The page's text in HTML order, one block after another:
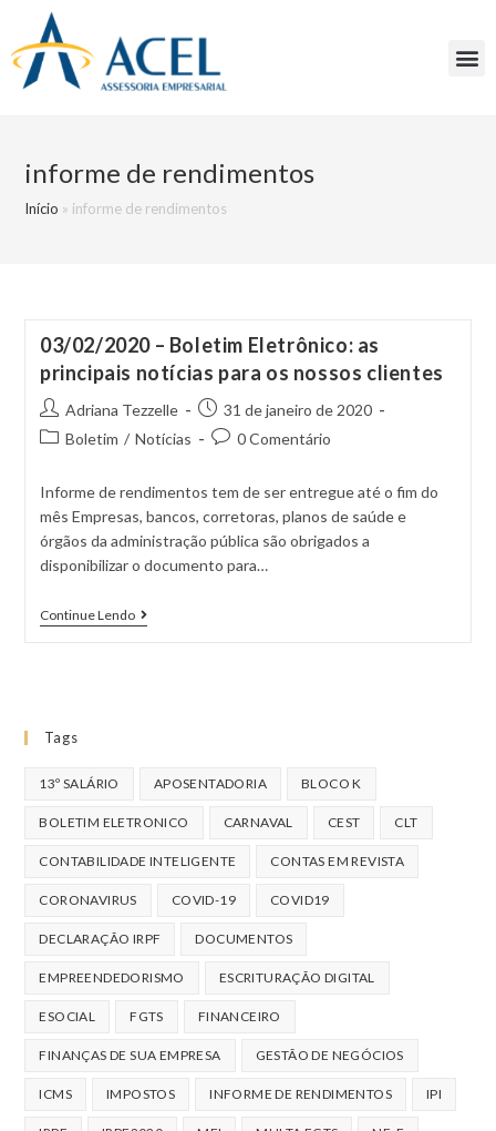
informe de rendimentos
Início » informe de rendimentos
03/02/2020 – Boletim Eletrônico: as
principais notícias para os nossos clientes
Adriana Tezzelle
31 de janeiro de 2020
Boletim / Notícias 0 Comentário
Informe de rendimentos tem de ser entregue até o fim do
mês Empresas, bancos, corretoras, planos de saúde e
órgãos da administração pública são obrigados a
disponibilizar o documento para…
Continue Lendo
Tags
13º SALÁRIO APOSENTADORIA BLOCO K
BOLETIM ELETRONICO CARNAVAL CEST CLT
CONTABILIDADE INTELIGENTE CONTAS EM REVISTA
CORONAVIRUS COVID-19 COVID19
DECLARAÇÃO IRPF DOCUMENTOS
EMPREENDEDORISMO ESCRITURAÇÃO DIGITAL
ESOCIAL FGTS FINANCEIRO
FINANÇAS DE SUA EMPRESA GESTÃO DE NEGÓCIOS
ICMS IMPOSTOS INFORME DE RENDIMENTOS IPI